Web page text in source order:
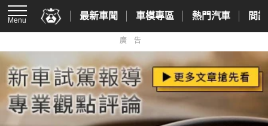
Menu 最新車聞 車模專區 熱門汽車 間
廣告